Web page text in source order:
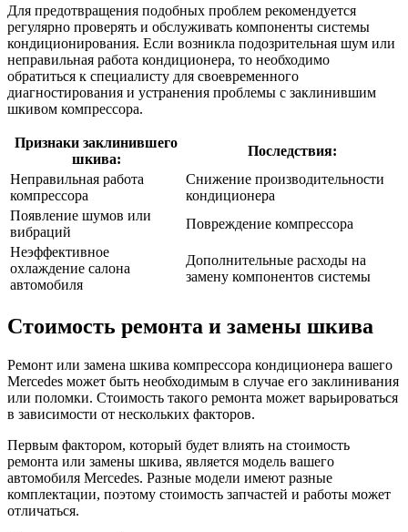
Для предотвращения подобных проблем рекомендуется
регулярно проверять и обслуживать компоненты системы
кондиционирования. Если возникла подозрительная шум или
неправильная работа кондиционера, то необходимо
обратиться к специалисту для своевременного
диагностирования и устранения проблемы с заклинившим
шкивом компрессора.
Признаки заклинившего
шкива:
Последствия:
Неправильная работа
компрессора
Снижение производительности
кондиционера
Появление шумов или
вибраций
Повреждение компрессора
Неэффективное
охлаждение салона
автомобиля
Дополнительные расходы на
замену компонентов системы
Стоимость ремонта и замены шкива
Ремонт или замена шкива компрессора кондиционера вашего
Mercedes может быть необходимым в случае его заклинивания
или поломки. Стоимость такого ремонта может варьироваться
в зависимости от нескольких факторов.
Первым фактором, который будет влиять на стоимость
ремонта или замены шкива, является модель вашего
автомобиля Mercedes. Разные модели имеют разные
комплектации, поэтому стоимость запчастей и работы может
отличаться.